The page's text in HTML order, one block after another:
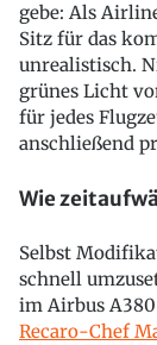
gebe: Als
Sitz für das
unrealistisch.
grünes Licht
für jedes
anschließend
Wie
Selbst
schnell
im Airbus
Recaro-Chef